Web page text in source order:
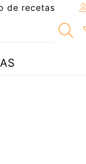
de recetas